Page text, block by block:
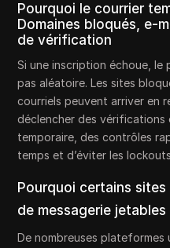
Pourquoi le courrier
Domaines bloqués, e-
de vérification
Si une inscription échoue, le
pas aléatoire. Les sites
courriels peuvent arriver en
déclencher des vérifications
temporaire, des contrôles
temps et d’éviter les
Pourquoi certains
de messagerie jetables
De nombreuses